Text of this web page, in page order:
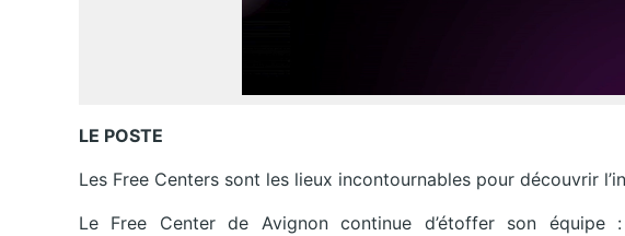
LE POSTE
Les Free Centers sont les lieux incontournables pour découvrir
Le Free Center de Avignon continue d’étoffer son équipe